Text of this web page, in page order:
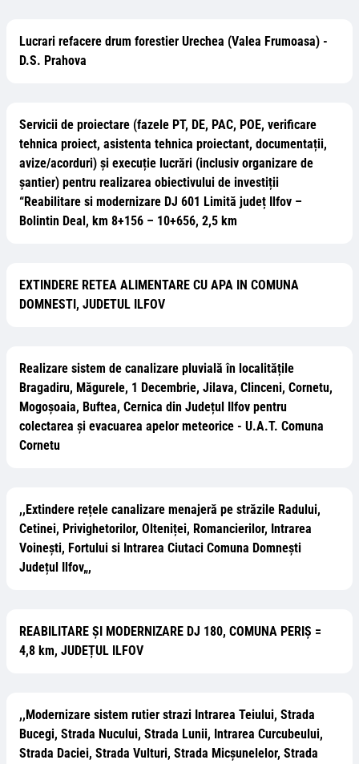
Lucrari refacere drum forestier Urechea (Valea Frumoasa) -
D.S. Prahova
Servicii de proiectare (fazele PT, DE, PAC, POE, verificare
tehnica proiect, asistenta tehnica proiectant, documentații,
avize/acorduri) și execuție lucrări (inclusiv organizare de
șantier) pentru realizarea obiectivului de investiții
“Reabilitare si modernizare DJ 601 Limită județ Ilfov –
Bolintin Deal, km 8+156 – 10+656, 2,5 km
EXTINDERE RETEA ALIMENTARE CU APA IN COMUNA
DOMNESTI, JUDETUL ILFOV
Realizare sistem de canalizare pluvială în localitățile
Bragadiru, Măgurele, 1 Decembrie, Jilava, Clinceni, Cornetu,
Mogoșoaia, Buftea, Cernica din Județul Ilfov pentru
colectarea și evacuarea apelor meteorice - U.A.T. Comuna
Cornetu
,,Extindere rețele canalizare menajeră pe străzile Radului,
Cetinei, Privighetorilor, Olteniței, Romancierilor, Intrarea
Voinești, Fortului si Intrarea Ciutaci Comuna Domnești
Județul Ilfov„,
REABILITARE ȘI MODERNIZARE DJ 180, COMUNA PERIȘ =
4,8 km, JUDEȚUL ILFOV
,,Modernizare sistem rutier strazi Intrarea Teiului, Strada
Bucegi, Strada Nucului, Strada Lunii, Intrarea Curcubeului,
Strada Daciei, Strada Vulturi, Strada Micșunelelor, Strada